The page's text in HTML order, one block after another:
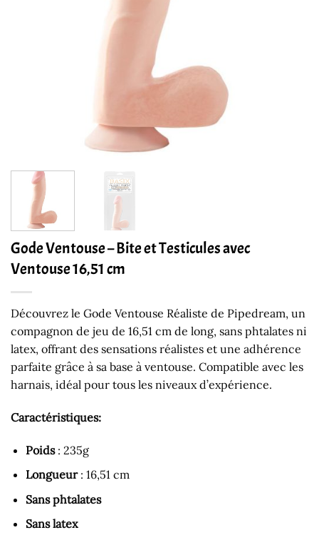
Gode Ventouse – Bite et Testicules avec
Ventouse 16,51 cm
Découvrez le Gode Ventouse Réaliste de Pipedream, un
compagnon de jeu de 16,51 cm de long, sans phtalates ni
latex, offrant des sensations réalistes et une adhérence
parfaite grâce à sa base à ventouse. Compatible avec les
harnais, idéal pour tous les niveaux d’expérience.
Caractéristiques:
Poids: 235g
Longueur: 16,51 cm
Sans phtalates
Sans latex